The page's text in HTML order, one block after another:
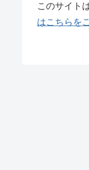
このサイト
はこちらを